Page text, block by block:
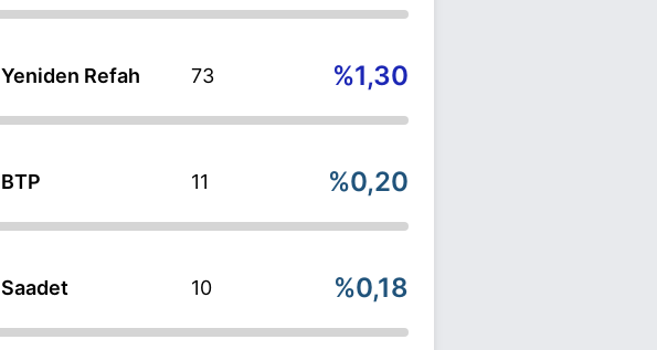
Yeniden Refah 73 %1,30
BTP 11 %0,20
Saadet 10 %0,18